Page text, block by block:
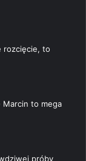
rozcięcie, to
Marcin to mega
próby